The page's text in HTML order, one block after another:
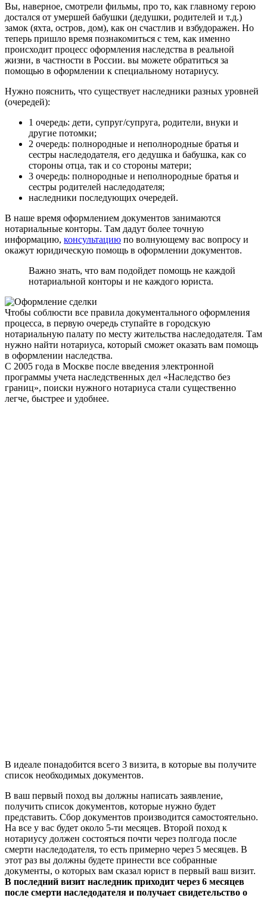
Вы, наверное, смотрели фильмы, про то, как главному герою
достался от умершей бабушки (дедушки, родителей и т.д.)
замок (яхта, остров, дом), как он счастлив и взбудоражен. Но
теперь пришло время познакомиться с тем, как именно
происходит процесс оформления наследства в реальной
жизни, в частности в России. вы можете обратиться за
помощью в оформлении к специальному нотариусу.
Нужно пояснить, что существует наследники разных уровней
(очередей):
1 очередь: дети, супруг/супруга, родители, внуки и
другие потомки;
2 очередь: полнородные и неполнородные братья и
сестры наследодателя, его дедушка и бабушка, как со
стороны отца, так и со стороны матери;
3 очередь: полнородные и неполнородные братья и
сестры родителей наследодателя;
наследники последующих очередей.
В наше время оформлением документов занимаются
нотариальные конторы. Там дадут более точную
информацию, консультацию по волнующему вас вопросу и
окажут юридическую помощь в оформлении документов.
Важно знать, что вам подойдет помощь не каждой
нотариальной конторы и не каждого юриста.
Чтобы соблюсти все правила документального оформления
процесса, в первую очередь ступайте в городскую
нотариальную палату по месту жительства наследодателя. Там
нужно найти нотариуса, который сможет оказать вам помощь
в оформлении наследства.
С 2005 года в Москве после введения электронной
программы учета наследственных дел «Наследство без
границ», поиски нужного нотариуса стали существенно
легче, быстрее и удобнее.
В идеале понадобится всего 3 визита, в которые вы получите
список необходимых документов.
В ваш первый поход вы должны написать заявление,
получить список документов, которые нужно будет
представить. Сбор документов производится самостоятельно.
На все у вас будет около 5-ти месяцев. Второй поход к
нотариусу должен состояться почти через полгода после
смерти наследодателя, то есть примерно через 5 месяцев. В
этот раз вы должны будете принести все собранные
документы, о которых вам сказал юрист в первый ваш визит.
В последний визит наследник приходит через 6 месяцев
после смерти наследодателя и получает свидетельство о